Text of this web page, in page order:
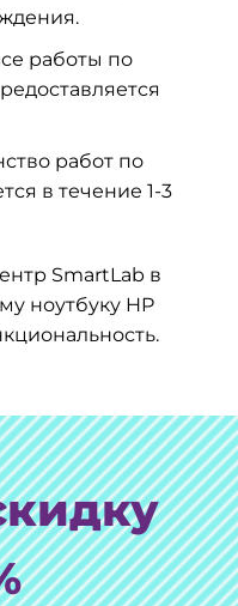
работы по
работ по
в течение 1-3
SmartLab в
ноутбуку HP